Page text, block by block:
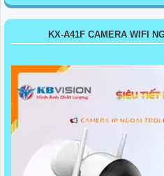
KX-A41F CAMERA WIFI